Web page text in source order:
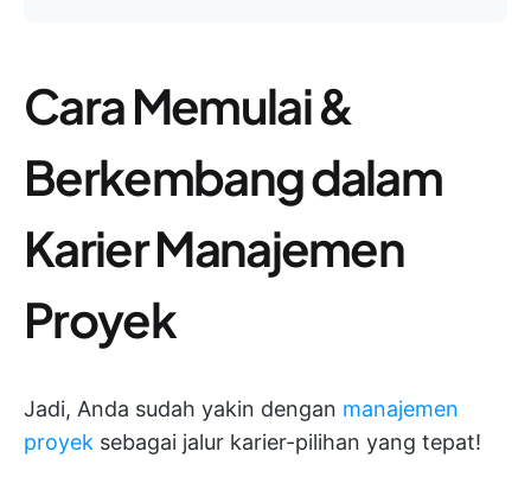
Cara Memulai &
Berkembang dalam
Karier Manajemen
Proyek
Jadi, Anda sudah yakin dengan manajemen
proyek sebagai jalur karier-pilihan yang tepat!